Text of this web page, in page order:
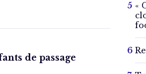
de passage
«